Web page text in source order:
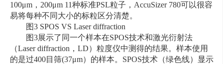
100μm，200μm 11种标准PSL粒子，AccuSizer 780可以很容
易将每种不同大小的标粒区分清楚。
图3 SPOS VS Laser diffraction
图3展示了同一个样本在SPOS技术和激光衍射法
（Laser diffraction，LD）粒度仪中测得的结果。样本使用
的是过400目筛(37μm）的样本。SPOS技术（绿色线）显示